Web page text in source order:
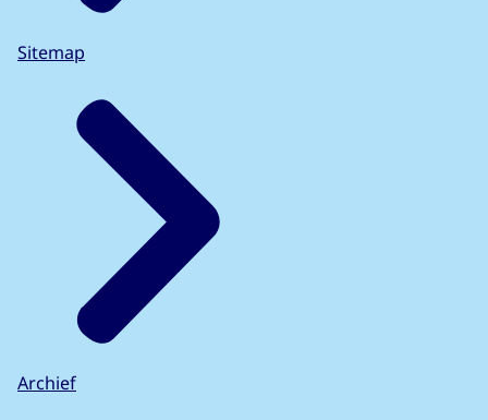
Sitemap
Archief